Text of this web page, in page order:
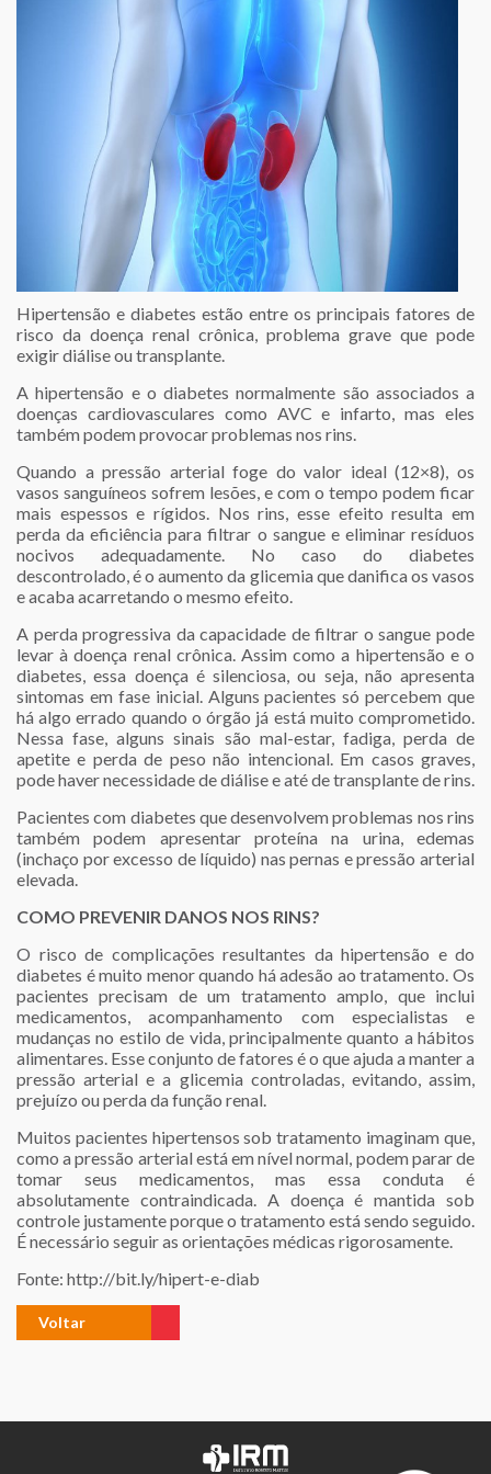
Hipertensão e diabetes estão entre os principais fatores de
risco da doença renal crônica, problema grave que pode
exigir diálise ou transplante.
A hipertensão e o diabetes normalmente são associados a
doenças cardiovasculares como AVC e infarto, mas eles
também podem provocar problemas nos rins.
Quando a pressão arterial foge do valor ideal (12×8), os
vasos sanguíneos sofrem lesões, e com o tempo podem ficar
mais espessos e rígidos. Nos rins, esse efeito resulta em
perda da eficiência para filtrar o sangue e eliminar resíduos
nocivos adequadamente. No caso do diabetes
descontrolado, é o aumento da glicemia que danifica os vasos
e acaba acarretando o mesmo efeito.
A perda progressiva da capacidade de filtrar o sangue pode
levar à doença renal crônica. Assim como a hipertensão e o
diabetes, essa doença é silenciosa, ou seja, não apresenta
sintomas em fase inicial. Alguns pacientes só percebem que
há algo errado quando o órgão já está muito comprometido.
Nessa fase, alguns sinais são mal-estar, fadiga, perda de
apetite e perda de peso não intencional. Em casos graves,
pode haver necessidade de diálise e até de transplante de rins.
Pacientes com diabetes que desenvolvem problemas nos rins
também podem apresentar proteína na urina, edemas
(inchaço por excesso de líquido) nas pernas e pressão arterial
elevada.
COMO PREVENIR DANOS NOS RINS?
O risco de complicações resultantes da hipertensão e do
diabetes é muito menor quando há adesão ao tratamento. Os
pacientes precisam de um tratamento amplo, que inclui
medicamentos, acompanhamento com especialistas e
mudanças no estilo de vida, principalmente quanto a hábitos
alimentares. Esse conjunto de fatores é o que ajuda a manter a
pressão arterial e a glicemia controladas, evitando, assim,
prejuízo ou perda da função renal.
Muitos pacientes hipertensos sob tratamento imaginam que,
como a pressão arterial está em nível normal, podem parar de
tomar seus medicamentos, mas essa conduta é
absolutamente contraindicada. A doença é mantida sob
controle justamente porque o tratamento está sendo seguido.
É necessário seguir as orientações médicas rigorosamente.
Fonte: http://bit.ly/hipert-e-diab
Voltar